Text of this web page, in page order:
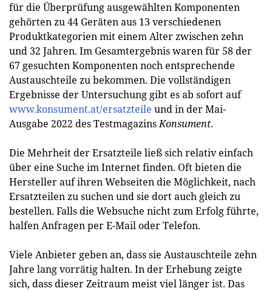
für die Überprüfung ausgewählten Komponenten
gehörten zu 44 Geräten aus 13 verschiedenen
Produktkategorien mit einem Alter zwischen zehn
und 32 Jahren. Im Gesamtergebnis waren für 58 der
67 gesuchten Komponenten noch entsprechende
Austauschteile zu bekommen. Die vollständigen
Ergebnisse der Untersuchung gibt es ab sofort auf
www.konsument.at/ersatzteile und in der Mai-
Ausgabe 2022 des TestmagazinsKonsument.
Die Mehrheit der Ersatzteile ließ sich relativ einfach
über eine Suche im Internet finden. Oft bieten die
Hersteller auf ihren Webseiten die Möglichkeit, nach
Ersatzteilen zu suchen und sie dort auch gleich zu
bestellen. Falls die Websuche nicht zum Erfolg führte,
halfen Anfragen per E-Mail oder Telefon.
Viele Anbieter geben an, dass sie Austauschteile zehn
Jahre lang vorrätig halten. In der Erhebung zeigte
sich, dass dieser Zeitraum meist viel länger ist. Das